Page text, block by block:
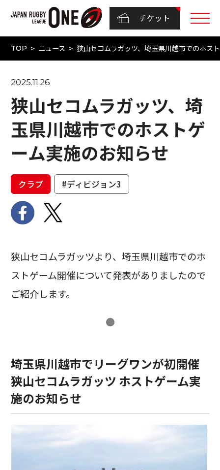
チケット
TOP ニュース 狭山セコムラガッツ、埼玉県川越市でのホス
2025.11.26
狭山セコムラガッツ、埼
玉県川越市でのホストゲ
ーム実施のお知らせ
クラブ #ディビジョン3
狭山セコムラガッツより、埼玉県川越市でのホ
ストゲーム開催について発表がありましたので
ご紹介します。
●
埼玉県川越市でリーグワンが初開催
狭山セコムラガッツ ホストゲーム実
施のお知らせ